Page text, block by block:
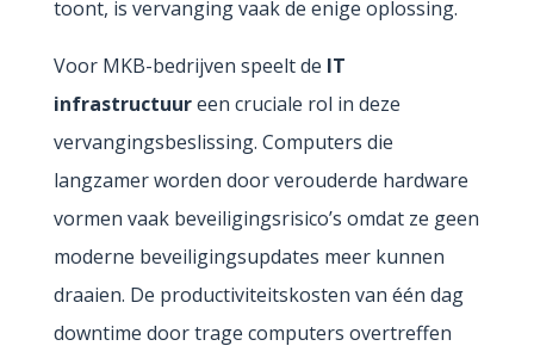
toont, is vervanging vaak de enige oplossing.
Voor MKB-bedrijven speelt de IT
infrastructuureen cruciale rol in deze
vervangingsbeslissing. Computers die
langzamer worden door verouderde hardware
vormen vaak beveiligingsrisico’s omdat ze geen
moderne beveiligingsupdates meer kunnen
draaien. De productiviteitskosten van één dag
downtime door trage computers overtreffen